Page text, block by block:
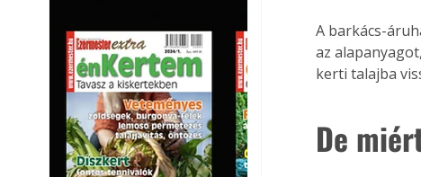
vendégl
A barkács-
az
kerti talajba
De